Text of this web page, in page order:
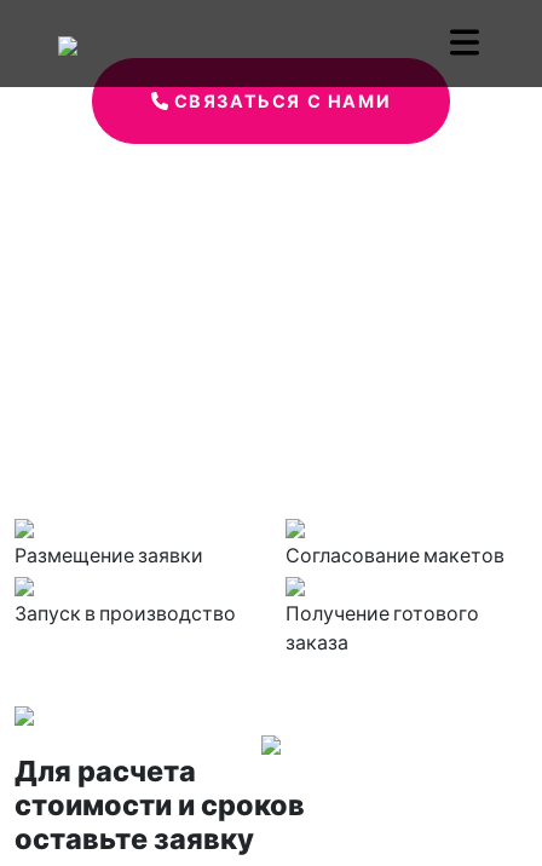
СВЯЗАТЬСЯ С НАМИ
Размещение заявки Согласование макетов
Запуск в производство
Получение готового
заказа
Для расчета
стоимости и сроков
оставьте заявку